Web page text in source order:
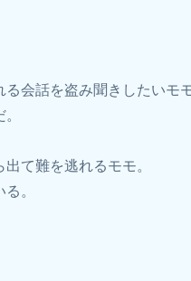
会話を盗み聞きしたいモモ
て難を逃れるモモ。
。